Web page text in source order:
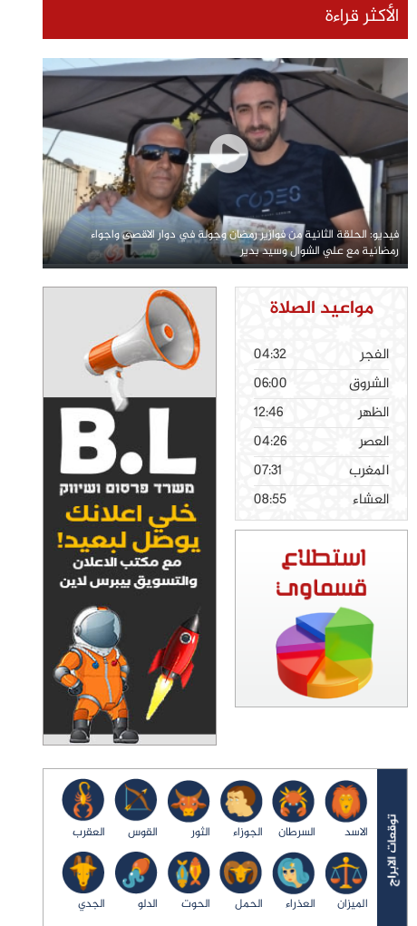
الأكثر قراءة
فيديو: الحلقة الثانية من فوازير رمضان وجولة في دوار الاقصى واجواء
رمضانية مع علي الشوال وسيد بدير
مواعيد الصلاة
الفجر
04:32
الشروق
06:00
الظهر
12:46
العصر
04:26
المغرب
07:31
العشاء
08:55
الاسد السرطان الجوزاء الثور القوس العقرب
الميزان العذراء الحمل الحوت الدلو الجدي